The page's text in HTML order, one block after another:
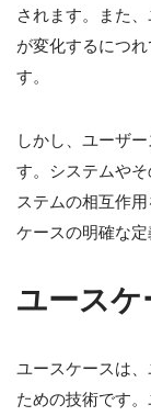
されます。また
が変化するにつ
す。
しかし、ユーザ
す。システムや
ステムの相互作
ケースの明確な定
ユースケ
ユースケースは
ための技術です